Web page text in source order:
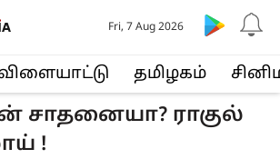
த‌மிழக‌ம்
Fri, 7 Aug 2026
சாதனையா? ராகுல்
!